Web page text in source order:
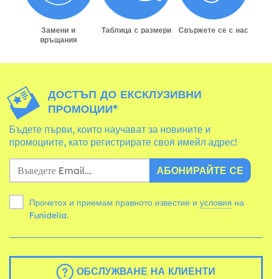
Замени и
връщания
Таблица с размери Свържете се с нас
ДОСТЪП ДО ЕКСКЛУЗИВНИ
ПРОМОЦИИ*
Бъдете първи, които научават за новините и
промоциите, като регистрирате своя имейл адрес!
АБОНИРАЙТЕ СЕ
Прочетох и приемам правното известие и условия
Funidelia.
ОБСЛУЖВАНЕ НА КЛИЕНТИ